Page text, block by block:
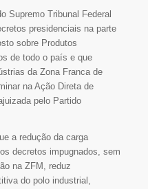
Supremo Tribunal Federal
presidenciais na parte
sobre Produtos
de todo o país e que
da Zona Franca de
na Ação Direta de
pelo Partido
a redução da carga
decretos impugnados, sem
na ZFM, reduz
do polo industrial,